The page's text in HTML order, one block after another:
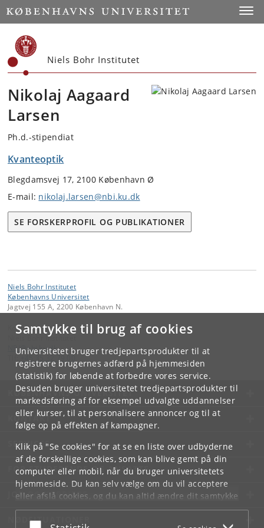
Samtykke til brug af cookies
Universitetet bruger tredjepartsprodukter til at
registrere brugernes adfærd på hjemmesiden
(statistik) for løbende at forbedre vores service.
Desuden bruger universitetet tredjepartsprodukter til
markedsføring af for eksempel udvalgte uddannelser
eller kurser, til at personalisere annoncer og til at
følge op på effekten af kampagner.
Klik på "Se cookies" for at se en liste over udbyderne
af de forskellige cookies, som kan blive gemt på din
computer eller mobil, når du bruger universitetets
hjemmeside. Du kan selv vælge om du vil acceptere
eller afslå cookies, og du kan altid ændre dit samtykke
underCookie- og privatlivspolitiksom du finder i
bunden af hver side.
Start
Niels Bohr Institutet
Nikolaj Aagaard
Larsen
Ph.d.-stipendiat
Kvanteoptik
Blegdamsvej 17, 2100 København Ø
E-mail: nikolaj.larsen@nbi.ku.dk
SE FORSKERPROFIL OG PUBLIKATIONER
Niels Bohr Institutet
Københavns Universitet
Jagtvej 155 A, 2200 København N.
Kontakt:
Niels Bohr Institutet
NBI@ nbi ku.dk
KØBENHAVNS UNIVERSITET
KONTAKT
SERVICES
FOR STUDERENDE OG ANSATTE
JOB OG KARRIERE
NØDSITUATIONER